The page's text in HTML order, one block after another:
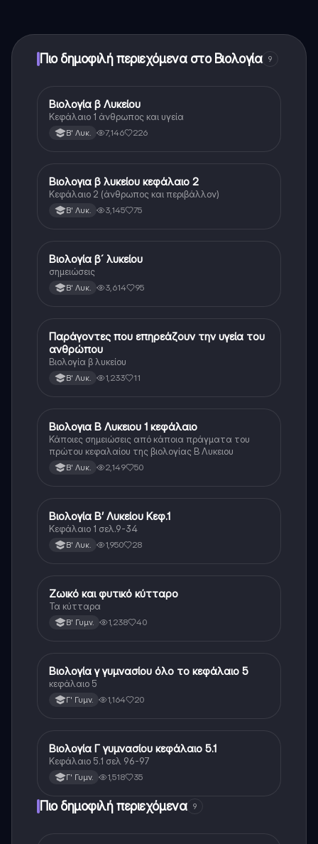
Πιο δημοφιλή περιεχόμενα στο Βιολογία 9
Βιολογία
Βιολογία β Λυκείου
Κεφάλαιο 1 άνθρωπος και υγεία
Β' Λυκ. 7,146 226
Βιολογία
Βιολογια β λυκείου κεφάλαιο 2
Κεφάλαιο 2 (άνθρωπος και περιβάλλον)
Β' Λυκ. 3,145 75
Βιολογία
Βιολογία β´ λυκείου
σημειώσεις
Β' Λυκ. 3,614 95
Βιολογία
Παράγοντες που επηρεάζουν την υγεία του
ανθρώπου
Βιολογία β λυκείου
Β' Λυκ. 1,233 11
Βιολογία
Βιολογια Β Λυκειου 1 κεφάλαιο
Κάποιες σημειώσεις από κάποια πράγματα του
πρώτου κεφαλαίου της βιολογίας Β Λυκειου
Β' Λυκ. 2,149 50
Βιολογία
Βιολογία Β’ Λυκείου Κεφ.1
Κεφάλαιο 1 σελ.9-34
Β' Λυκ. 1,950 28
Βιολογία
Ζωικό και φυτικό κύτταρο
Τα κύτταρα
Β' Γυμν. 1,238 40
Βιολογία
Βιολογία γ γυμνασίου όλο το κεφάλαιο 5
κεφάλαιο 5
Γ' Γυμν. 1,164 20
Βιολογία
Βιολογία Γ γυμνασίου κεφάλαιο 5.1
Κεφάλαιο 5.1 σελ 96-97
Γ' Γυμν. 1,518 35
Πιο δημοφιλή περιεχόμενα 9